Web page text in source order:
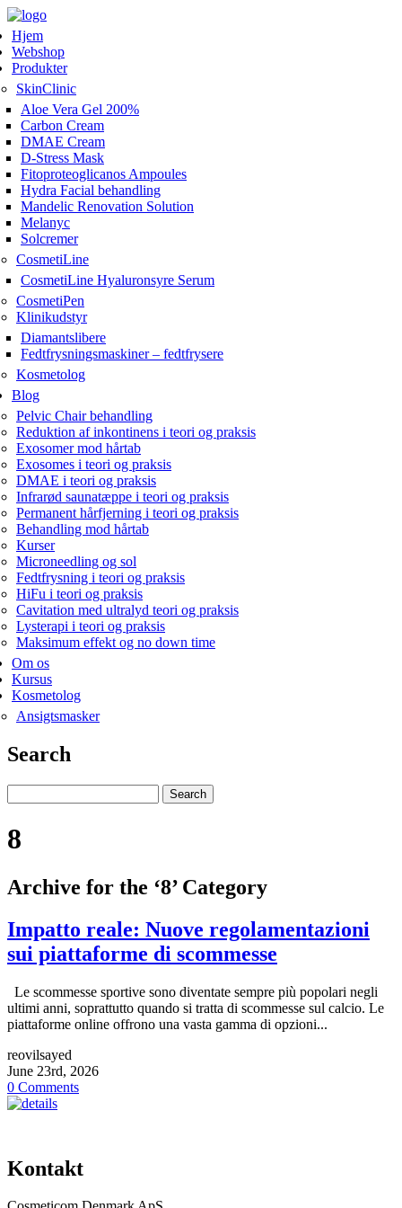
Hjem
Webshop
Produkter
SkinClinic
Aloe Vera Gel 200%
Carbon Cream
DMAE Cream
D-Stress Mask
Fitoproteoglicanos Ampoules
Hydra Facial behandling
Mandelic Renovation Solution
Melanyc
Solcremer
CosmetiLine
CosmetiLine Hyaluronsyre Serum
CosmetiPen
Klinikudstyr
Diamantslibere
Fedtfrysningsmaskiner – fedtfrysere
Kosmetolog
Blog
Pelvic Chair behandling
Reduktion af inkontinens i teori og praksis
Exosomer mod hårtab
Exosomes i teori og praksis
DMAE i teori og praksis
Infrarød saunatæppe i teori og praksis
Permanent hårfjerning i teori og praksis
Behandling mod hårtab
Kurser
Microneedling og sol
Fedtfrysning i teori og praksis
HiFu i teori og praksis
Cavitation med ultralyd teori og praksis
Lysterapi i teori og praksis
Maksimum effekt og no down time
Om os
Kursus
Kosmetolog
Ansigtsmasker
Search
8
Archive for the ‘8’ Category
Impatto reale: Nuove regolamentazioni
sui piattaforme di scommesse
Le scommesse sportive sono diventate sempre più popolari negli
ultimi anni, soprattutto quando si tratta di scommesse sul calcio. Le
piattaforme online offrono una vasta gamma di opzioni...
reovilsayed
June 23rd, 2026
0 Comments
Kontakt